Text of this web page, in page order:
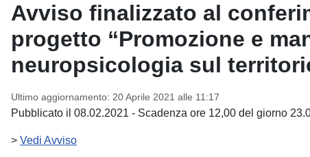
Avviso finalizzato al
progetto “Promozione e
neuropsicologia sul
Ultimo aggiornamento: 20 Aprile 2021 alle 11:17
Pubblicato il 08.02.2021 - Scadenza ore 12,00 del giorno
> Vedi Avviso